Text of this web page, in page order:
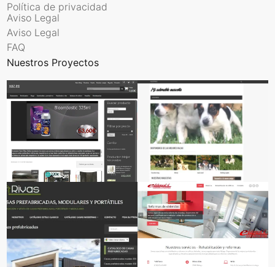
Política de privacidad
Aviso Legal
Aviso Legal
FAQ
Nuestros Proyectos